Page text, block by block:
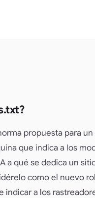
propuesta para
que indica a los
a qué se dedica un
como el nuevo
indicar a los